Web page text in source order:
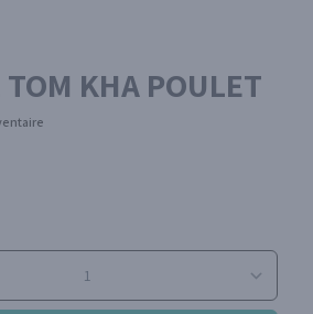
KHA POULET